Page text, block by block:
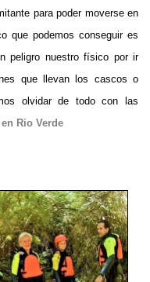
para poder moverse en
que podemos conseguir es
peligro nuestro físico por ir
que llevan los cascos o
olvidar de todo con las
Rio Verde